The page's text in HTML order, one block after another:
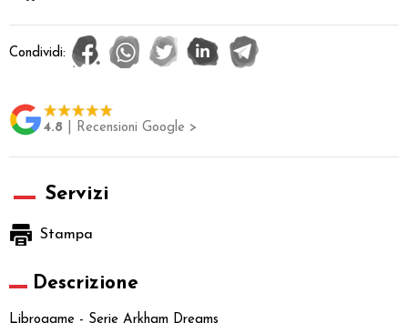
Condividi:
4.8 | Recensioni Google >
Servizi
Stampa
Descrizione
Librogame - Serie Arkham Dreams